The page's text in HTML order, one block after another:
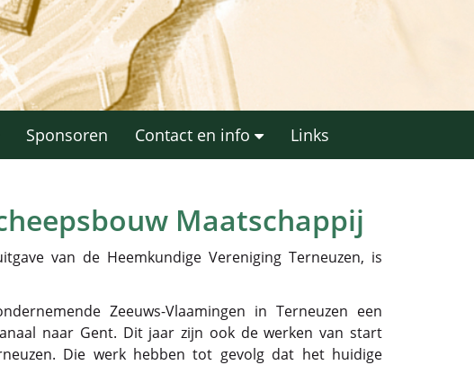
Sponsoren Contact en info Links
Maatschappij
van de Heemkundige Vereniging Terneuzen, is
Zeeuws-Vlaamingen in Terneuzen een
naar Gent. Dit jaar zijn ook de werken van start
Die werk hebben tot gevolg dat het huidige